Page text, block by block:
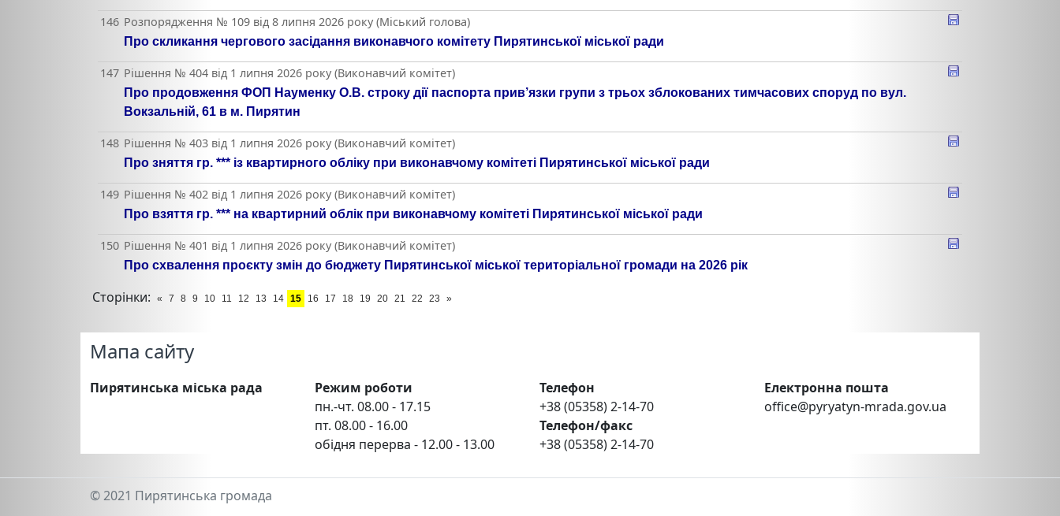
146 Розпорядження № 109 від 8 липня 2026 року (Міський голова)
Про скликання чергового засідання виконавчого комітету Пирятинської міської ради
147 Рішення № 404 від 1 липня 2026 року (Виконавчий комітет)
Про продовження ФОП Науменку О.В. строку дії паспорта прив’язки групи з трьох зблокованих тимчасових споруд по вул.
Вокзальній, 61 в м. Пирятин
148 Рішення № 403 від 1 липня 2026 року (Виконавчий комітет)
Про зняття гр. *** із квартирного обліку при виконавчому комітеті Пирятинської міської ради
149 Рішення № 402 від 1 липня 2026 року (Виконавчий комітет)
Про взяття гр. *** на квартирний облік при виконавчому комітеті Пирятинської міської ради
150 Рішення № 401 від 1 липня 2026 року (Виконавчий комітет)
Про схвалення проєкту змін до бюджету Пирятинської міської територіальної громади на 2026 рік
Сторінки: « 7 8 9 10 11 12 13 14 15 16 17 18 19 20 21 22 23 »
Мапа сайту
Пирятинська міська рада
Режим роботи
пн.-чт. 08.00 - 17.15
пт. 08.00 - 16.00
обідня перерва - 12.00 - 13.00
Телефон
+38 (05358) 2-14-70
Телефон/факс
+38 (05358) 2-14-70
Електронна пошта
office@pyryatyn-mrada.gov.ua
© 2021 Пирятинська громада